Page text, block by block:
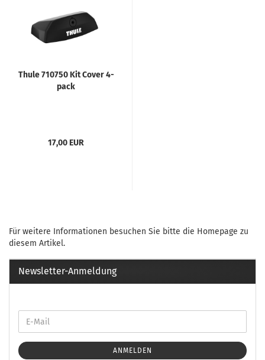
Thule 710750 Kit Cover 4-
pack
17,00 EUR
Für weitere Informationen besuchen Sie bitte die Homepage zu
diesem Artikel.
Newsletter-Anmeldung
ANMELDEN